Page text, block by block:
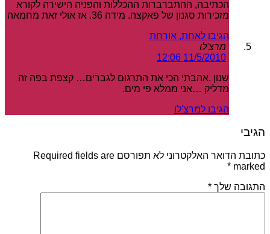
הכתיבה, ההתברברות ההכללות והפניה הישירה לקורא
מזכירות סגנון של פאקצה. מידה 36. אז אולי זאת מחמאה
הגיבו לאחת, אורחת
מרצ'לו
11/5/2010 12:06
שנון .אהבתי הכי את התרגום לגברים… קצפת בפה זה
מדליק …אני ממלא פי מים.
הגיבו למרצ'לו
הגיבי
כתובת הדואר האלקטרוני לא תפורסם Required fields are
marked
*
התגובה שלך *